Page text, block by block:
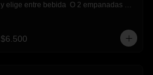
y elige entre bebida  O 2 empanadas
$6.500